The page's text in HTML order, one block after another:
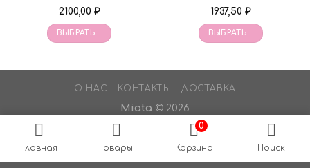
2100,00 ₽
ВЫБРАТЬ ...
1937,50 ₽
ВЫБРАТЬ ...
О НАС КОНТАКТЫ ДОСТАВКА
Miata © 2026
Главная Товары
0
Корзина Поиск